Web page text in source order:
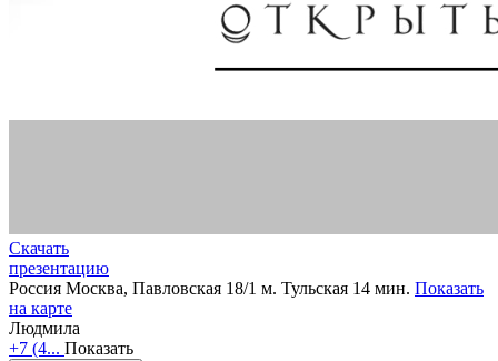
Скачать
презентацию
Россия Москва, Павловская 18/1 м. Тульская 14 мин. Показать
на карте
Людмила
+7 (4... Показать